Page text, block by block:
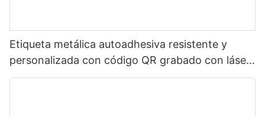
Etiqueta metálica autoadhesiva resistente y
personalizada con código QR grabado con láser,
etiqueta de código de barras de aluminio con